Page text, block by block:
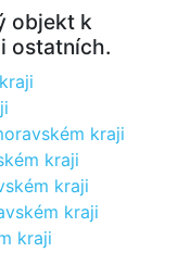
objekt k
ostatních.
kraji
kraji
kraji
kraji
kraji